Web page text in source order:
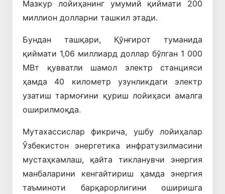
Мазкур лойиҳанинг умумий қиймати 200
миллион долларни ташкил этади.
Бундан ташқари, Қўнғирот туманида
қиймати 1,06 миллиард доллар бўлган 1 000
МВт қувватли шамол электр станцияси
ҳамда 40 километр узунликдаги электр
узатиш тармоғини қуриш лойиҳаси амалга
оширилмоқда.
Мутахассислар фикрича, ушбу лойиҳалар
Ўзбекистон энергетика инфратузилмасини
мустаҳкамлаш, қайта тикланувчи энергия
манбаларини кенгайтириш ҳамда энергия
таъминоти барқарорлигини оширишга